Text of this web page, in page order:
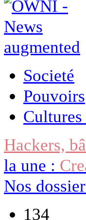
Societé
Pouvoirs
Hackers,
la une :
Nos
134